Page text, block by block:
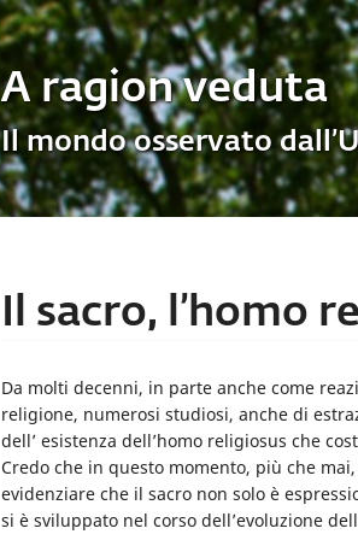
A ragion veduta
Il mondo osservato
Il sacro, l’homo
Da molti decenni, in parte anche come
religione, numerosi studiosi, anche di
dell’ esistenza dell’homo religiosus che
Credo che in questo momento, più che
evidenziare che il sacro non solo è
si è sviluppato nel corso dell’evoluzione